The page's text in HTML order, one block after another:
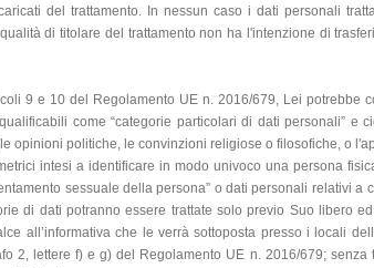
del trattamento. In nessun caso i dati personali
di titolare del trattamento non ha l'intenzione di
9 e 10 del Regolamento UE n. 2016/679, Lei potrebbe
come “categorie particolari di dati personali” e
opinioni politiche, le convinzioni religiose o filosofiche, o
intesi a identificare in modo univoco una persona
sessuale della persona” o dati personali relativi a
di dati potranno essere trattate solo previo Suo libero
all’informativa che le verrà sottoposta presso i locali
2, lettere f) e g) del Regolamento UE n. 2016/679;